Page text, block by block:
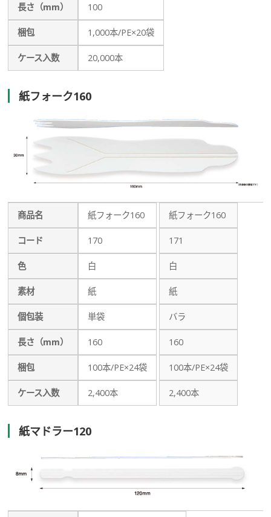
長さ（mm）
梱包
ケース入数
100
1,000本/PE×20袋
20,000本
紙フォーク160
商品名
コード
色
素材
個包装
長さ（mm）
梱包
ケース入数
紙フォーク160
170
白
紙
単袋
160
100本/PE×24袋
2,400本
紙フォーク160
171
白
紙
バラ
160
100本/PE×24袋
2,400本
紙マドラー120